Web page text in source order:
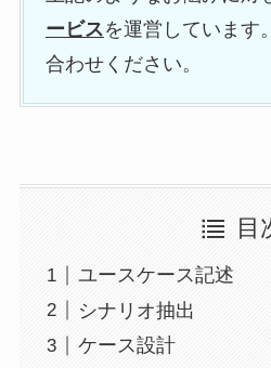
ービスを運営しています
合わせください。
目
ユースケース記述
シナリオ抽出
ケース設計